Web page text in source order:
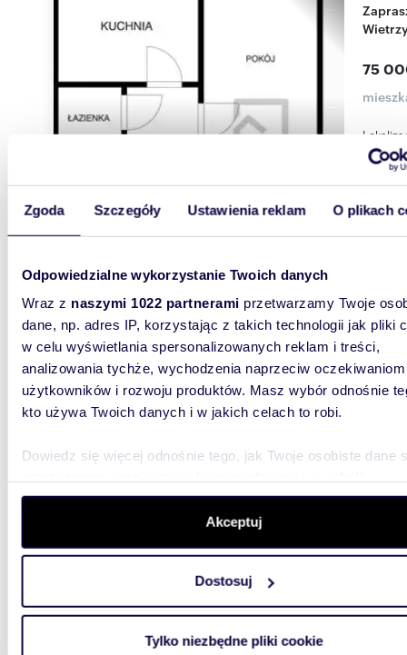
Zgoda Szczegóły Ustawienia reklam O plikach
Odpowiedzialne wykorzystanie Twoich danych
Wraz z naszymi 1022 partnerami przetwarzamy Twoje
dane, np. adres IP, korzystając z takich technologii jak pliki
w celu wyświetlania spersonalizowanych reklam i treści,
analizowania tychże, wychodzenia naprzeciw oczekiwaniom
użytkowników i rozwoju produktów. Masz wybór odnośnie
kto używa Twoich danych i w jakich celach to robi.
Dowiedz się więcej odnośnie tego, jak Twoje osobiste dane
szczegółów. W Deklaracji plików cookie możesz zmienić
wycofać swoją zgodę w dowolnej chwili.
aby oferować funkcje społecznościowe i analizować ruch w
witrynie. Informacje o tym, jak korzystasz z naszej witryny,
analitycznym. Partnerzy mogą połączyć te informacje z
Akceptuj
Dostosuj
Tylko niezbędne pliki cookie
Zapraszam do 31,24 m² mieszkania w
75
29,80
130